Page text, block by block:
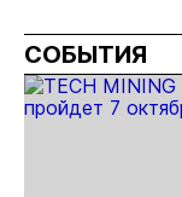
СОБЫТИЯ